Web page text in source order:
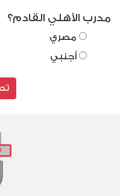
مدرب الأهلي القادم؟
مصري
أجنبي